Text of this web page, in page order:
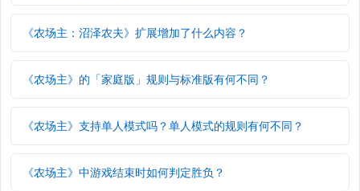
《农场主：沼泽农夫》扩展增加了什么内容？
《农场主》的「家庭版」规则与标准版有何不同？
《农场主》支持单人模式吗？单人模式的规则有何不同？
《农场主》中游戏结束时如何判定胜负？